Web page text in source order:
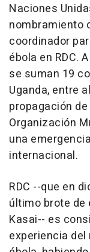
Naciones
nombramiento
coordinador
ébola en RDC.
se suman 19
Uganda, entre
propagación
Organización
una
internacional.
RDC --que en
último brote de
Kasai-- es
experiencia